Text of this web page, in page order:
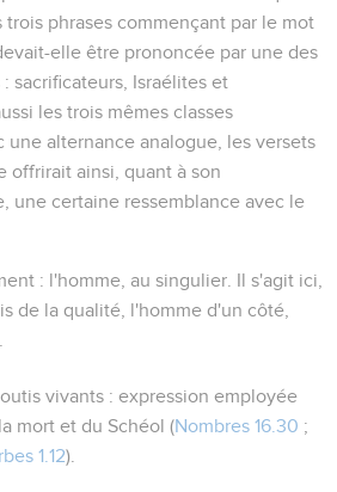
trois phrases commençant par le mot
elle être prononcée par une des
sacrificateurs, Israélites et
les trois mêmes classes
une alternance analogue, les versets
offrirait ainsi, quant à son
une certaine ressemblance avec le
: l'homme , au singulier. Il s'agit ici,
de la qualité, l'homme d'un côté,
vivants : expression employée
mort et du Schéol (Nombres 16.30 ;
1.12).